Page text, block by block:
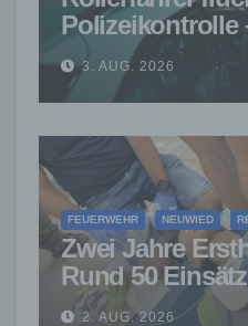
Polizeikontrolle
nach
3. AUG. 2026
FEUERWEHR NEUWIED
Zwei Jahre
Rund 50
Asbach
2. AUG. 2026